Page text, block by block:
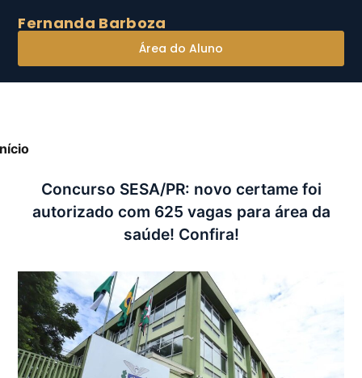
Fernanda Barboza
Área do Aluno
Concurso SESA/PR: novo certame foi
autorizado com 625 vagas para área da
saúde! Confira!